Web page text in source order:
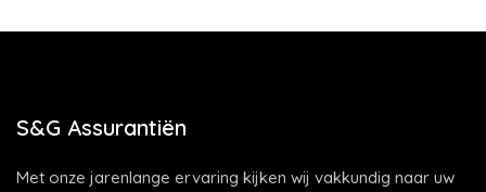
S&G Assurantiën
Met onze jarenlange ervaring kijken wij vakkundig naar uw